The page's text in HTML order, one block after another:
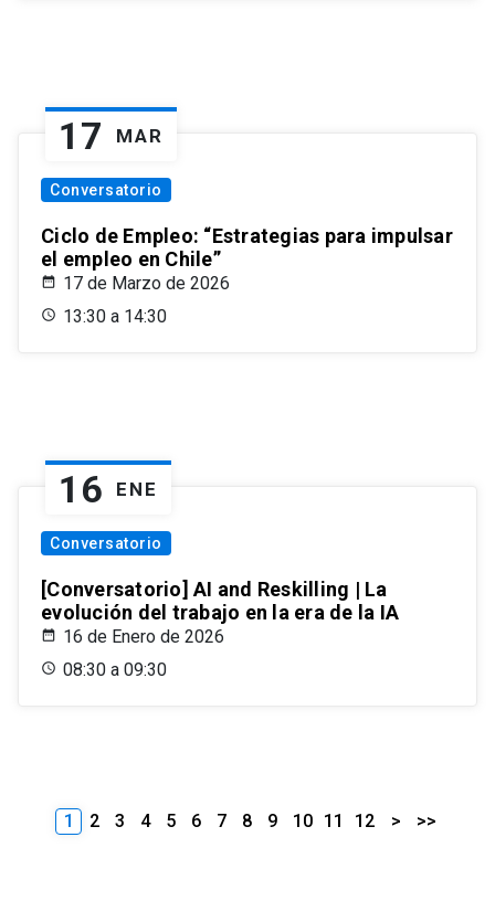
17 MAR
Conversatorio
Ciclo de Empleo: “Estrategias para impulsar
el empleo en Chile”
17 de Marzo de 2026
13:30 a 14:30
16 ENE
Conversatorio
[Conversatorio] AI and Reskilling | La
evolución del trabajo en la era de la IA
16 de Enero de 2026
08:30 a 09:30
1 2 3 4 5 6 7 8 9 10 11 12 > >>